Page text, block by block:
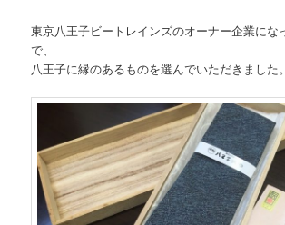
東京八王子ビートレインズのオーナー企業にな
で、
八王子に縁のあるものを選んでいただきました。